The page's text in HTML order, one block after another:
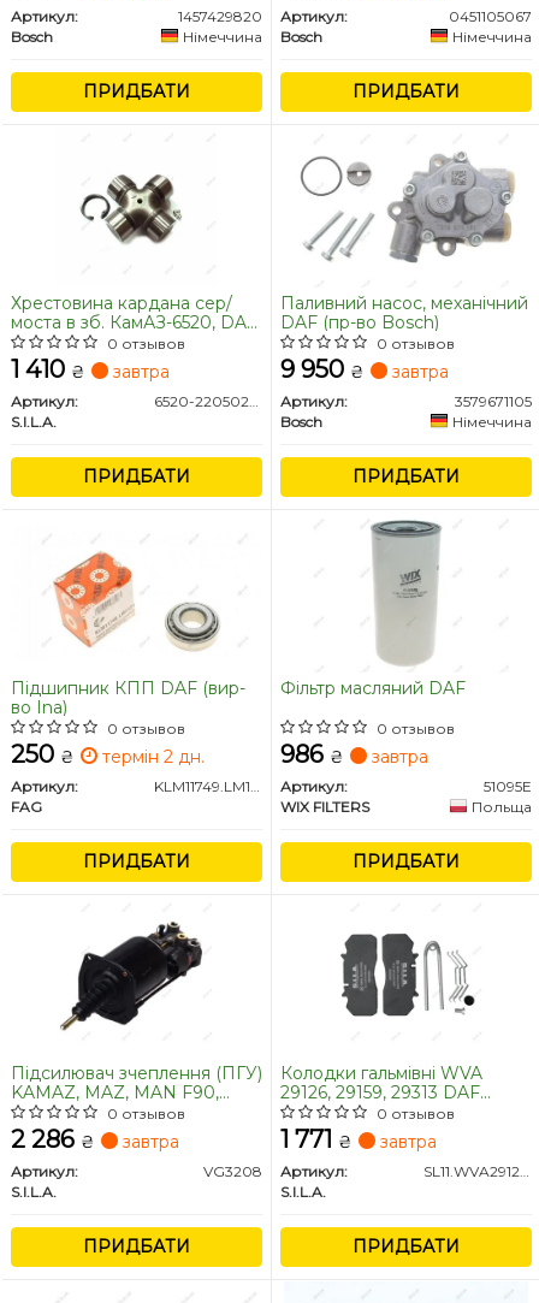
Артикул:
1457429820
Bosch
Німеччина
ПРИДБАТИ
Артикул:
0451105067
Bosch
Німеччина
ПРИДБАТИ
Хрестовина кардана сер/
моста в зб. КамАЗ-6520, DAF,
IVECO, MAN, VOLVO, FOTON
(57х152мм)) (S.I.L.A. AC)
0 отзывов
1 410 ₴ завтра
Артикул:
S.I.L.A.
ПРИДБАТИ
Паливний насос, механічний
DAF (пр-во Bosch)
0 отзывов
9 950 ₴ завтра
Артикул:
3579671105
Bosch
Німеччина
ПРИДБАТИ
Підшипник КПП DAF (вир-
во Ina)
0 отзывов
250 ₴ термін 2 дн.
Артикул:
FAG
ПРИДБАТИ
Фільтр масляний DAF
0 отзывов
986 ₴ завтра
Артикул:
51095E
WIX FILTERS
Польща
ПРИДБАТИ
Підсилювач зчеплення (ПГУ)
KAMAZ, MAZ, MAN F90,
DAF, IVECO0 отзывов
2 286 ₴ завтра
Артикул:
VG3208
S.I.L.A.
ПРИДБАТИ
Колодки гальмівні WVA
29126, 29159, 29313 DAF
GIGANT SAF, Wabco 19.5
0 отзывов
1 771 ₴ завтра
Артикул:
S.I.L.A.
ПРИДБАТИ